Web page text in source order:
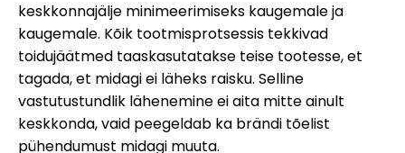
keskkonnajälje minimeerimiseks kaugemale ja
kaugemale. Kõik tootmisprotsessis tekkivad
toidujäätmed taaskasutatakse teise tootesse, et
tagada, et midagi ei läheks raisku. Selline
vastutustundlik lähenemine ei aita mitte ainult
keskkonda, vaid peegeldab ka brändi tõelist
pühendumust midagi muuta.